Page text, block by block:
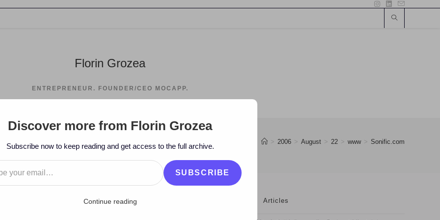
Florin Grozea
ENTREPRENEUR. FOUNDER/CEO MOCAPP.
> 2006 > August > 22 > www > Sonific.com
Articles
Discover more from Florin Grozea
Subscribe now to keep reading and get access to the full archive.
SUBSCRIBE
Continue reading